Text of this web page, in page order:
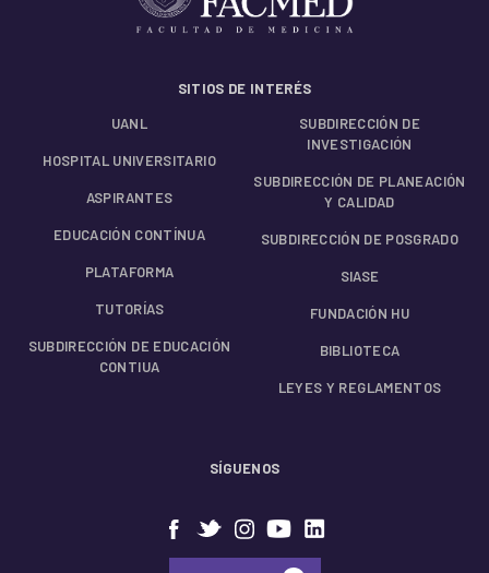
SITIOS DE INTERÉS
UANL
HOSPITAL UNIVERSITARIO
ASPIRANTES
EDUCACIÓN CONTÍNUA
PLATAFORMA
TUTORÍAS
SUBDIRECCIÓN DE EDUCACIÓN
CONTIUA
SUBDIRECCIÓN DE
INVESTIGACIÓN
SUBDIRECCIÓN DE PLANEACIÓN
Y CALIDAD
SUBDIRECCIÓN DE POSGRADO
SIASE
FUNDACIÓN HU
BIBLIOTECA
LEYES Y REGLAMENTOS
SÍGUENOS